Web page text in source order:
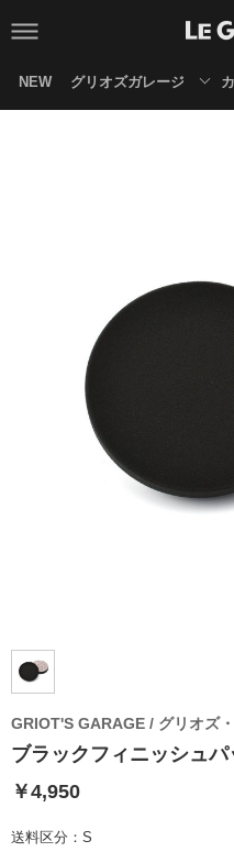
NEW グリオズガレージ
GRIOT'S GARAGE / グリオズ
ブラックフィニッシュ
￥4,950
送料区分： S